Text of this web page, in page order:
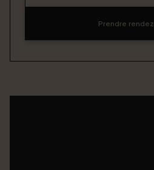
Prendre